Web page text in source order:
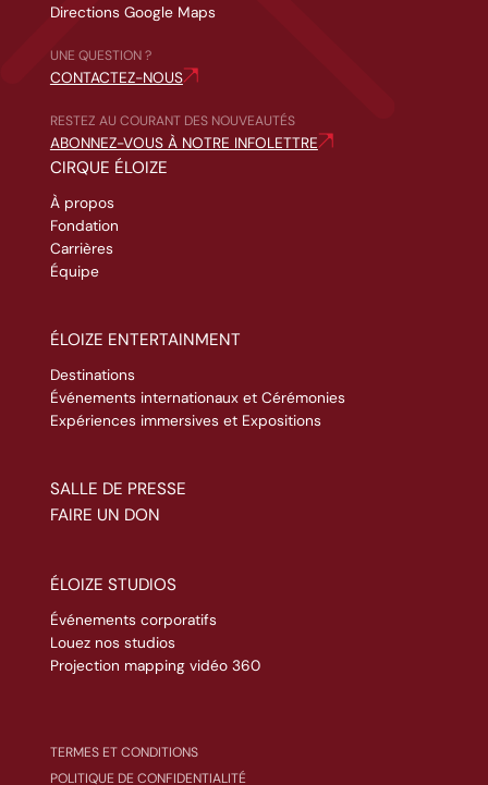
Directions Google Maps
UNE QUESTION ?
CONTACTEZ-NOUS
RESTEZ AU COURANT DES NOUVEAUTÉS
ABONNEZ-VOUS À NOTRE INFOLETTRE
CIRQUE ÉLOIZE
À propos
Fondation
Carrières
Équipe
ÉLOIZE ENTERTAINMENT
Destinations
Événements internationaux et Cérémonies
Expériences immersives et Expositions
SALLE DE PRESSE
FAIRE UN DON
ÉLOIZE STUDIOS
Événements corporatifs
Louez nos studios
Projection mapping vidéo 360
TERMES ET CONDITIONS
POLITIQUE DE CONFIDENTIALITÉ